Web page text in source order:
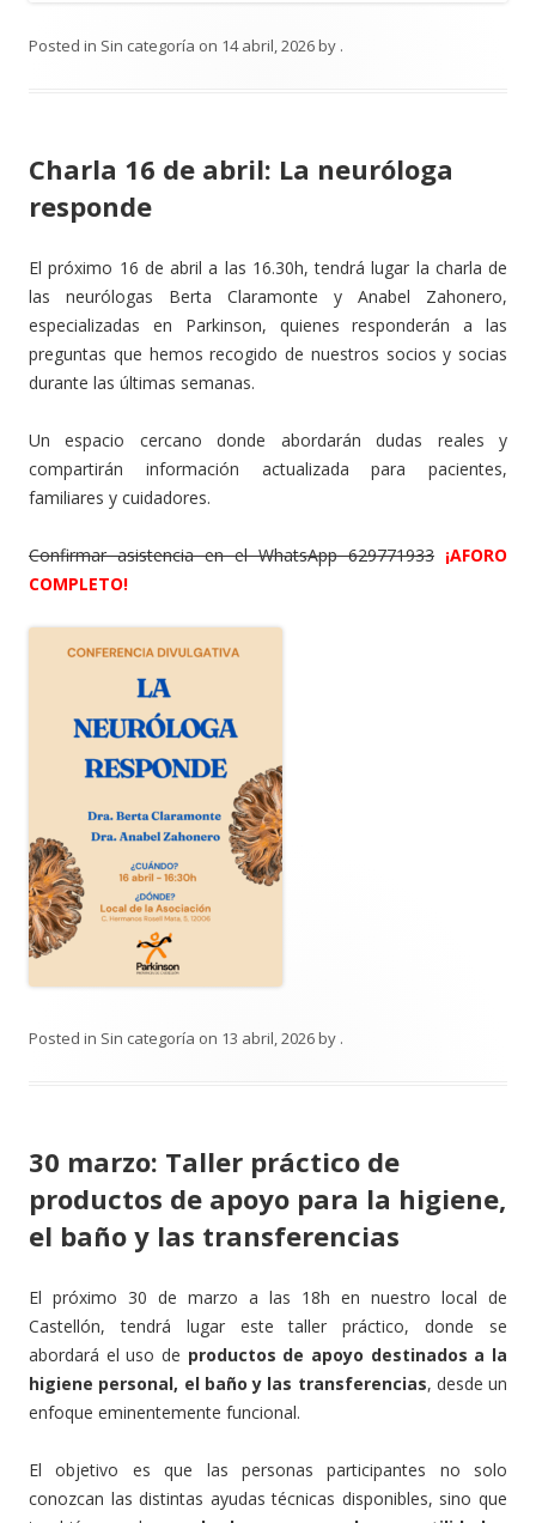
Posted in Sin categoría on 14 abril, 2026by .
Charla 16 de abril: La neuróloga
responde
El próximo 16 de abril a las 16.30h, tendrá lugar la charla de
las neurólogas Berta Claramonte y Anabel Zahonero,
especializadas en Parkinson, quienes responderán a las
preguntas que hemos recogido de nuestros socios y socias
durante las últimas semanas.
Un espacio cercano donde abordarán dudas reales y
compartirán información actualizada para pacientes,
familiares y cuidadores.
Confirmar asistencia en el WhatsApp 629771933 ¡AFORO
COMPLETO!
Posted in Sin categoría on 13 abril, 2026by .
30 marzo: Taller práctico de
productos de apoyo para la higiene,
el baño y las transferencias
El próximo 30 de marzo a las 18h en nuestro local de
Castellón, tendrá lugar este taller práctico, donde se
abordará el uso de productos de apoyo destinados a la
higiene personal, el baño y las transferencias, desde un
enfoque eminentemente funcional.
El objetivo es que las personas participantes no solo
conozcan las distintas ayudas técnicas disponibles, sino que